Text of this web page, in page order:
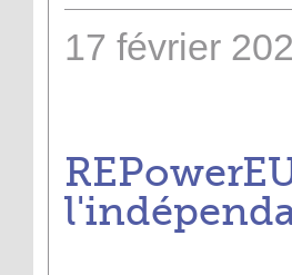
17 février